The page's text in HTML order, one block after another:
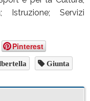
Istruzione; Servizi
Pinterest
Giunta